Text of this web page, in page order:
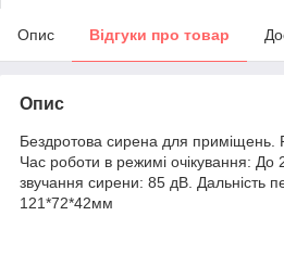
Опис Відгуки про товар
Опис
Бездротова сирена для приміщень.
Час роботи в режимі очікування:
звучання сирени: 85 дВ. Дальність
121*72*42мм